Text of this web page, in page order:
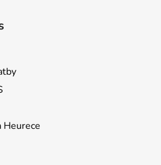
Heurece